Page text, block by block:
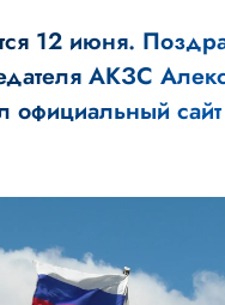
12 июня.
АКЗС
официальный сайт